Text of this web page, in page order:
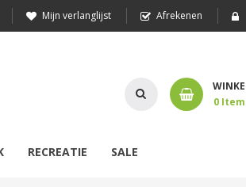
Mijn verlanglijst Afrekenen
0Item
RECREATIE SALE